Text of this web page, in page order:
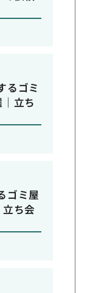
るゴミ
立ち
ゴミ屋
ち会